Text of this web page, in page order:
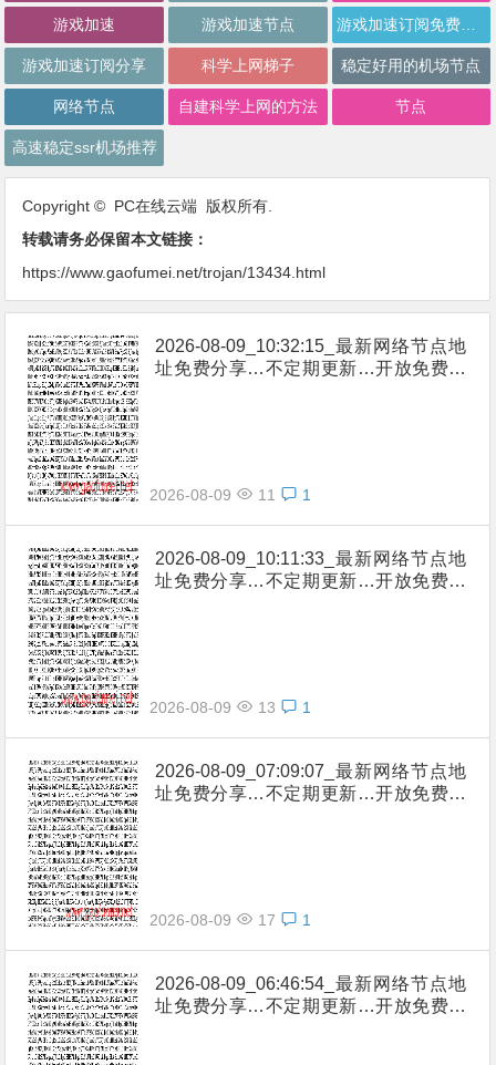
游戏加速 游戏加速节点 游戏加速订阅免费分享
游戏加速订阅分享 科学上网梯子 稳定好用的机场节点
网络节点 自建科学上网的方法 节点
高速稳定ssr机场推荐
Copyright © PC在线云端 版权所有.
转载请务必保留本文链接：
https://www.gaofumei.net/trojan/13434.html
2026-08-09_10:32:15_最新网络节点地
址免费分享…不定期更新…开放免费分
2026-08-09 11 1
2026-08-09_10:11:33_最新网络节点地
址免费分享…不定期更新…开放免费分
2026-08-09 13 1
2026-08-09_07:09:07_最新网络节点地
址免费分享…不定期更新…开放免费分
2026-08-09 17 1
2026-08-09_06:46:54_最新网络节点地
址免费分享…不定期更新…开放免费分